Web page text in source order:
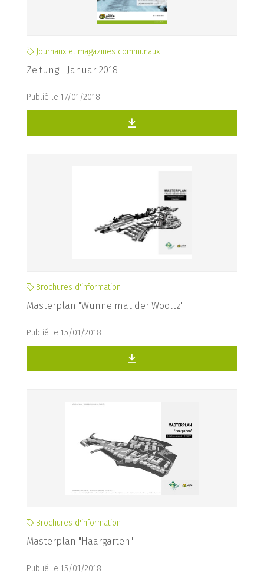
Journaux et magazines communaux
Zeitung - Januar 2018
Publié le 17/01/2018
Brochures d'information
Masterplan "Wunne mat der Wooltz"
Publié le 15/01/2018
Brochures d'information
Masterplan "Haargarten"
Publié le 15/01/2018